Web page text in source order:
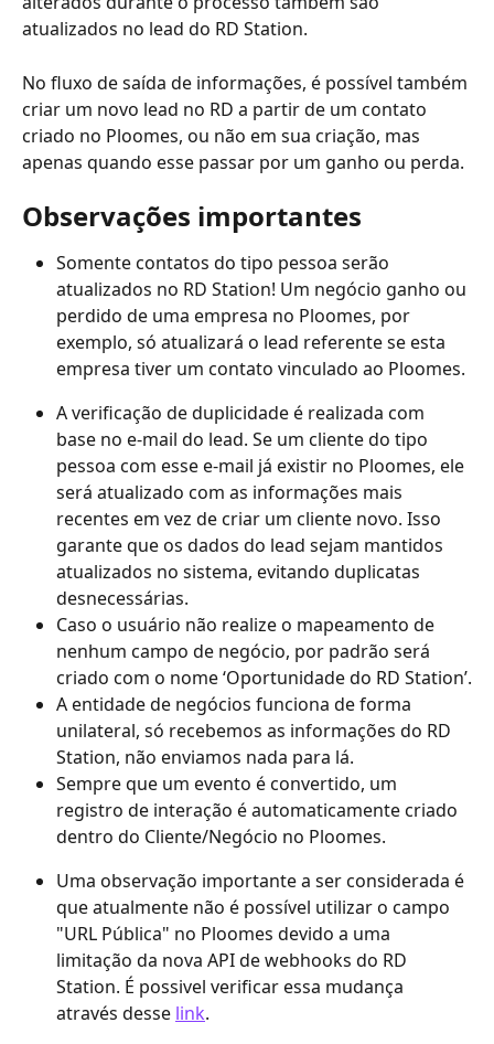
atualizados no lead do RD Station.
No fluxo de saída de informações, é possível também
criar um novo lead no RD a partir de um contato
criado no Ploomes, ou não em sua criação, mas
apenas quando esse passar por um ganho ou perda.
Observações importantes
Somente contatos do tipo pessoa serão
atualizados no RD Station! Um negócio ganho ou
perdido de uma empresa no Ploomes, por
exemplo, só atualizará o lead referente se esta
empresa tiver um contato vinculado ao Ploomes.
A verificação de duplicidade é realizada com
base no e-mail do lead. Se um cliente do tipo
pessoa com esse e-mail já existir no Ploomes, ele
será atualizado com as informações mais
recentes em vez de criar um cliente novo. Isso
garante que os dados do lead sejam mantidos
atualizados no sistema, evitando duplicatas
desnecessárias.
Caso o usuário não realize o mapeamento de
nenhum campo de negócio, por padrão será
criado com o nome ‘Oportunidade do RD Station’.
A entidade de negócios funciona de forma
unilateral, só recebemos as informações do RD
Station, não enviamos nada para lá.
Sempre que um evento é convertido, um
registro de interação é automaticamente criado
dentro do Cliente/Negócio no Ploomes.
Uma observação importante a ser considerada é
que atualmente não é possível utilizar o campo
"URL Pública" no Ploomes devido a uma
limitação da nova API de webhooks do RD
Station. É possivel verificar essa mudança
através desse link.